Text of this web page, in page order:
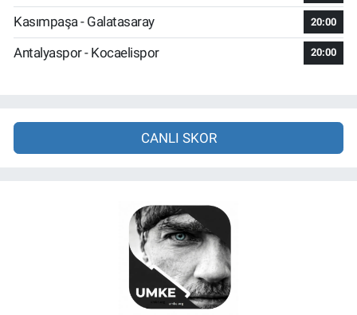
Kasımpaşa - Galatasaray 20:00
Antalyaspor - Kocaelispor 20:00
CANLI SKOR